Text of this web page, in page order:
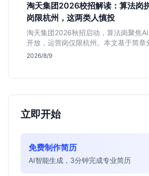
淘天集团2026校招解读：算法岗
岗限杭州，这两类人慎投
淘天集团2026秋招启动，算法岗聚焦
开放，运营岗仅限杭州。本文基于简章
薪资行情及适合人群，帮应届生判断是
2026/8/9
立即开始
免费制作简历
AI智能生成，3分钟完成专业简历